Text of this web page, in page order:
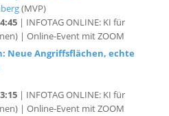
| Online-Event mit ZOOM
Neue Angriffsflächen, echte
| Online-Event mit ZOOM
Vibe Coding,
im echten .NET-Alltag